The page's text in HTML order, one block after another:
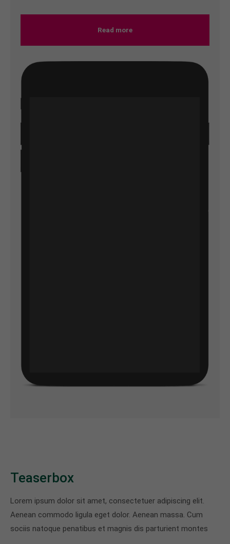
Read more
Teaserbox
Lorem ipsum dolor sit amet, consectetuer adipiscing elit.
Aenean commodo ligula eget dolor. Aenean massa. Cum
sociis natoque penatibus et magnis dis parturient montes